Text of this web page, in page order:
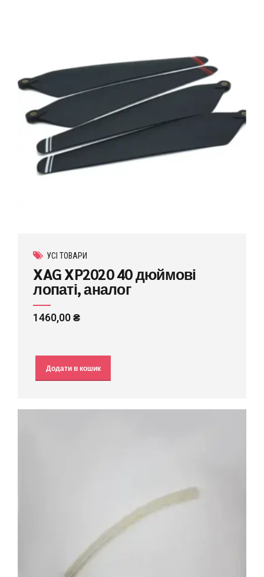
УСІ ТОВАРИ
XAG XP2020 40 дюймові
лопаті, аналог
1460,00₴
Додати в кошик